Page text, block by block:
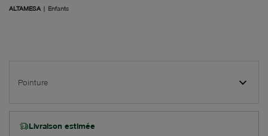
ALTAMESA | Enfants
Pointure
Livraison estimée